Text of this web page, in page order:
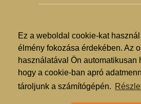
Ez a weboldal cookie-kat
élmény fokozása érdekében. Az
használatával Ön automatikusan
hogy a cookie-ban apró
tároljunk a számítógépén.
© Kertvárosi Kosár
Árgarancia
ÁSZF
GDPR